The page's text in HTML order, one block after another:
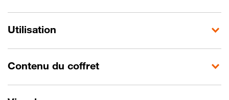
Utilisation
Contenu du coffret